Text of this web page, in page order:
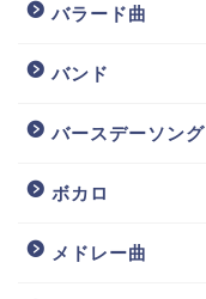
バラード曲
バンド
バースデーソング
ボカロ
メドレー曲